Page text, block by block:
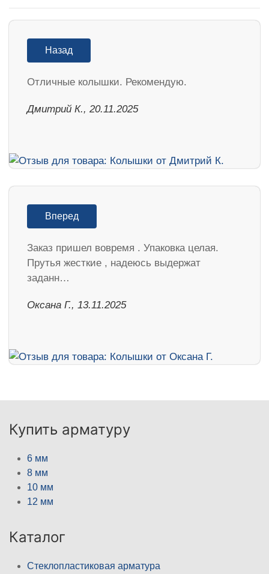
Назад
Отличные колышки. Рекомендую.
Дмитрий К., 20.11.2025
Вперед
Заказ пришел вовремя . Упаковка целая.
Прутья жесткие , надеюсь выдержат
заданн…
Оксана Г., 13.11.2025
Купить арматуру
6 мм
8 мм
10 мм
12 мм
Каталог
Стеклопластиковая арматура